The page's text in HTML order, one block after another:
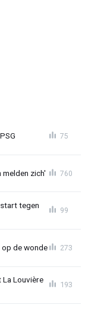
75
zich' 760
tegen
99
op de wonde 273
Louvière
193